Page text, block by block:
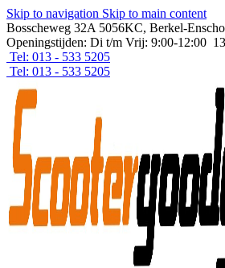
Skip to navigation Skip to main content
Bosscheweg 32A 5056KC, Berkel-
Openingstijden: Di t/m Vrij: 9:00-12:00
Tel: 013 - 533 5205
Tel: 013 - 533 5205